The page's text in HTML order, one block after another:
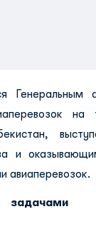
Генеральным
на
и
авиаперевозок.